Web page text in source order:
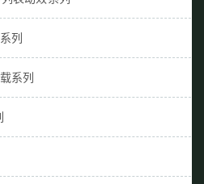
列
系列